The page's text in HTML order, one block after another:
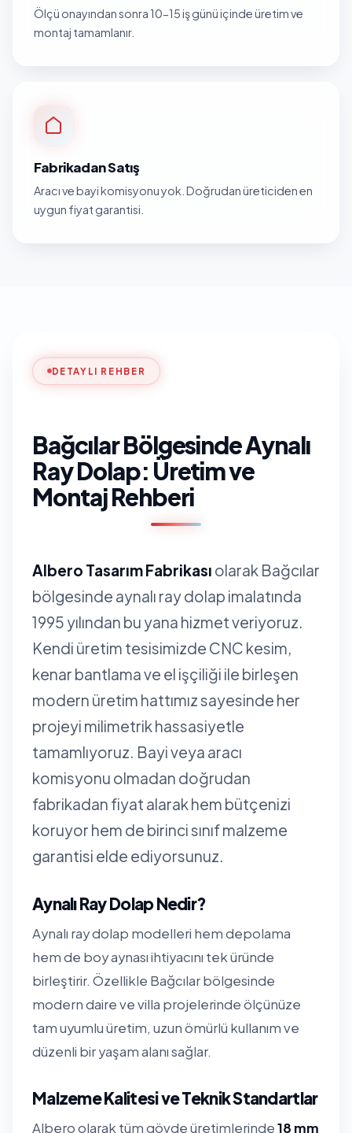
Ölçü onayından sonra 10-15 iş günü içinde üretim ve
montaj tamamlanır.
Fabrikadan Satış
Aracı ve bayi komisyonu yok. Doğrudan üreticiden en
uygun fiyat garantisi.
DETAYLI REHBER
Bağcılar Bölgesinde Aynalı
Ray Dolap: Üretim ve
Montaj Rehberi
Albero Tasarım Fabrikası olarak Bağcılar
bölgesinde aynalı ray dolap imalatında
1995 yılından bu yana hizmet veriyoruz.
Kendi üretim tesisimizde CNC kesim,
kenar bantlama ve el işçiliği ile birleşen
modern üretim hattımız sayesinde her
projeyi milimetrik hassasiyetle
tamamlıyoruz. Bayi veya aracı
komisyonu olmadan doğrudan
fabrikadan fiyat alarak hem bütçenizi
koruyor hem de birinci sınıf malzeme
garantisi elde ediyorsunuz.
Aynalı Ray Dolap Nedir?
Aynalı ray dolap modelleri hem depolama
hem de boy aynası ihtiyacını tek üründe
birleştirir. Özellikle Bağcılar bölgesinde
modern daire ve villa projelerinde ölçünüze
tam uyumlu üretim, uzun ömürlü kullanım ve
düzenli bir yaşam alanı sağlar.
Malzeme Kalitesi ve Teknik Standartlar
Albero olarak tüm gövde üretimlerinde18 mm